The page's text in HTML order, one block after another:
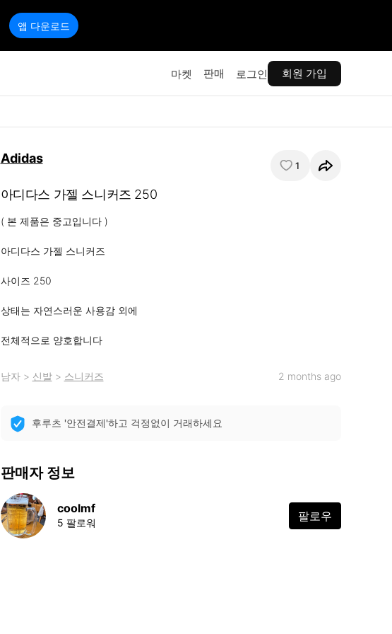
앱 다운로드
마켓 판매 로그인 회원 가입
Adidas 1
아디다스 가젤 스니커즈 250
( 본 제품은 중고입니다 )
아디다스 가젤 스니커즈
사이즈 250
상태는 자연스러운 사용감 외에
전체적으로 양호합니다
남자> 신발> 스니커즈 2 months ago
후루츠 '안전결제'하고 걱정없이 거래하세요
판매자 정보
coolmf
5 팔로워 팔로우